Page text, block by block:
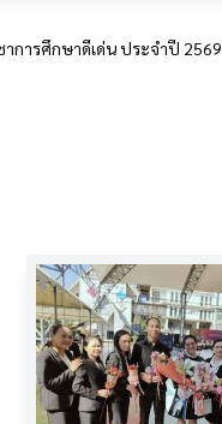
การศึกษาดีเด่น ประจำปี 2569